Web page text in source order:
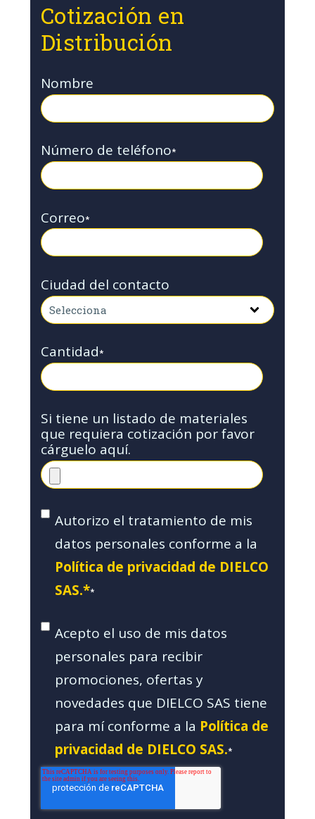
Cotización en
Distribución
Nombre
Número de teléfono*
Correo*
Ciudad del contacto
Cantidad*
Si tiene un listado de materiales
que requiera cotización por favor
cárguelo aquí.
Autorizo el tratamiento de mis
datos personales conforme a la
Política de privacidad de DIELCO
SAS.**
Acepto el uso de mis datos
personales para recibir
promociones, ofertas y
novedades que DIELCO SAS tiene
para mí conforme a la Política de
privacidad de DIELCO SAS.*